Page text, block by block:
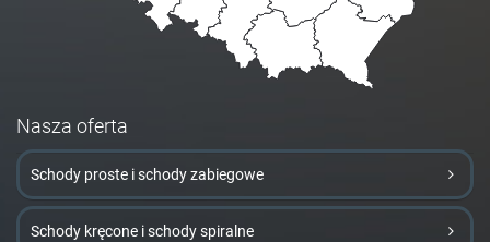
Nasza oferta
Schody proste i schody zabiegowe
Schody kręcone i schody spiralne